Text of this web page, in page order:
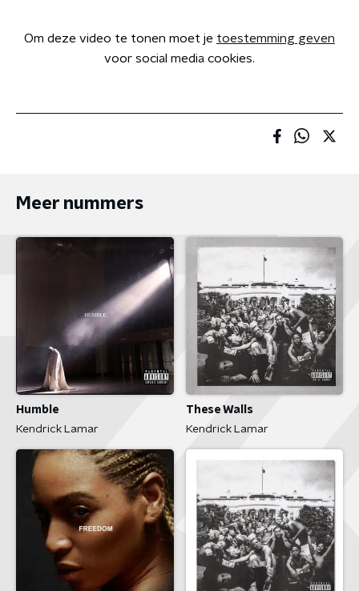
Om deze video te tonen moet je toestemming geven
voor social media cookies.
Meer nummers
Humble
Kendrick Lamar
These Walls
Kendrick Lamar